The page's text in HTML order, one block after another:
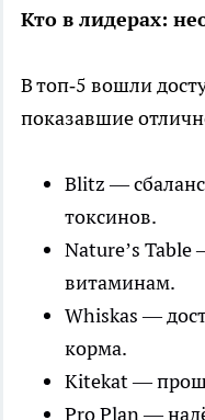
Кто в лидерах:
В топ‑5 вошли
показавшие
Blitz —
токсинов.
Nature’s Table
витаминам.
Whiskas —
корма.
Kitekat —
Pro Plan —